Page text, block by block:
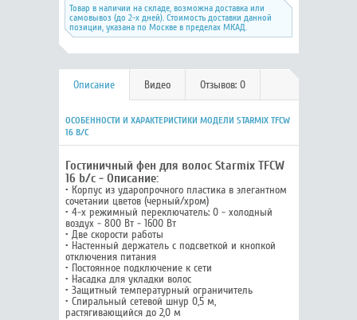
Товар в наличии на складе, возможна доставка или
самовывоз (до 2-х дней). Стоимость доставки данной
позиции, указана по Москве в пределах МКАД.
Описание Видео Отзывов: 0
ОСОБЕННОСТИ И ХАРАКТЕРИСТИКИ МОДЕЛИ STARMIX TFCW
16 B/C
Гостиничный фен для волос Starmix TFCW
16 b/c - Описание:
• Корпус из ударопрочного пластика в элегантном
сочетании цветов (черный/хром)
• 4-х режимный переключатель: 0 - холодный
воздух - 800 Вт - 1600 Вт
• Две скорости работы
• Настенный держатель с подсветкой и кнопкой
отключения питания
• Постоянное подключение к сети
• Насадка для укладки волос
• Защитный температурный ограничитель
• Спиральный сетевой шнур 0,5 м,
растягивающийся до 2,0 м